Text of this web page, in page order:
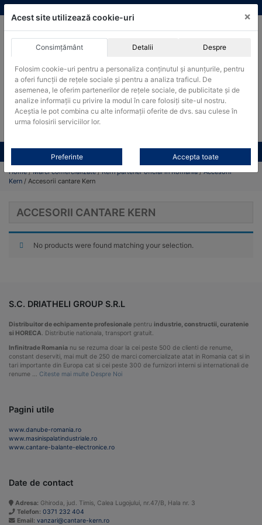
Skip
to
ACHIZITII PUBLICE
Produsele pot fi achizitionate si in sistemul SEAP / SICAP
Products
search
CAUTARE
Toate produsele
Home/Marci comercializate/Kern partener oficial in Romania/Accesorii
Kern / Accesorii cantare Kern
ACCESORII CANTARE KERN
No products were found matching your selection.
S.C. DRIATHELI GROUP S.R.L
Distribuitor de echipamente profesionale pentru industrie, constructii, curatenie
si HORECA. Distributie nationala, transport gratuit.
Infinitrade Romania nu se rezuma doar la cei peste 500 de clienti de renume,
constant deserviti, mai mult de 250 de marci comercializate atat in Romania cat si in
tari importante din Europa cat si cei peste 300 de furnizori interni si internationali de
renume … Citeste mai multe Despre Noi
Pagini utile
www.danube-romania.ro
www.masinispalatindustriale.ro
www.cantare-balante-electronice.ro
Date de contact
Adresa: Ghiroda, jud. Timis, Calea Lugojului, nr.47/B, Hala nr. 3
Telefon: 0371 232 404
Email: vanzari@cantare-kern.ro
Acest site utilizează cookie-uri ×
Consimțământ Detalii Despre
Folosim cookie-uri pentru a personaliza conținutul și anunțurile, pentru
a oferi funcții de rețele sociale și pentru a analiza traficul. De
asemenea, le oferim partenerilor de rețele sociale, de publicitate și de
analize informații cu privire la modul în care folosiți site-ul nostru.
Aceștia le pot combina cu alte informații oferite de dvs. sau culese în
urma folosirii serviciilor lor.
Preferinte Accepta toate